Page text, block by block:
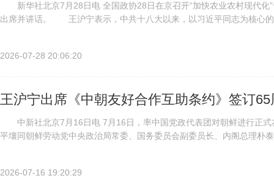
新华社北京7月28日电 全国政协28日在京召开“加快农业农村现代化
出席并讲话。 王沪宁表示，中共十八大以来，以习近平同志为核心的
2026-07-28 20:06:20
王沪宁出席《中朝友好合作互助条约》签订
中新社北京7月16日电 7月16日，率中国党政代表团对朝鲜进行正式
平壤同朝鲜劳动党中央政治局常委、国务委员会副委员长、内阁总理朴
2026-07-16 19:20:29